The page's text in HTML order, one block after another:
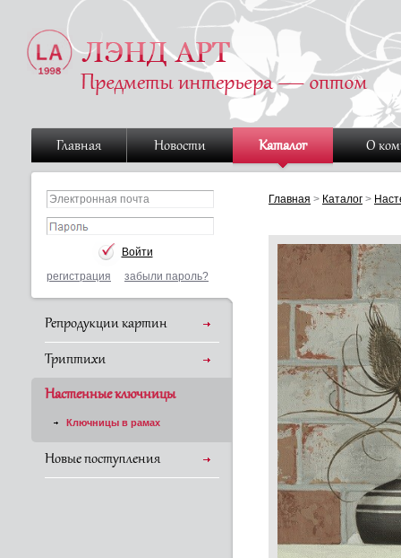
Главная Новости Каталог О
регистрация забыли пароль?
Репродукции картин
Триптихи
Настенные ключницы
Ключницы в рамах
Новые поступления
Главная > Каталог >